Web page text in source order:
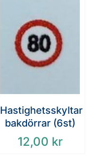
Hastighetsskyltar
bakdörrar (6st)
12,00 kr